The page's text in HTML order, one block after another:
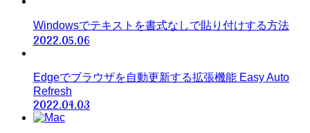
Windowsでテキストを書式なしで貼り付けする方法
2022.05.06
Edgeでブラウザを自動更新する拡張機能 Easy Auto
Refresh
2022.04.03